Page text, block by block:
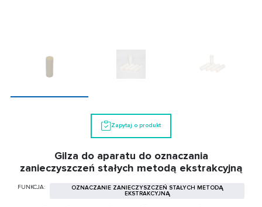
Zapytaj o produkt
Gilza do aparatu do oznaczania
zanieczyszczeń stałych metodą ekstrakcyjną
FUNKCJA:
OZNACZANIE ZANIECZYSZCZEŃ STAŁYCH METODĄ
EKSTRAKCYJNĄ